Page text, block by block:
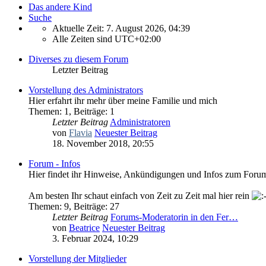
Das andere Kind
Suche
Aktuelle Zeit: 7. August 2026, 04:39
Alle Zeiten sind UTC+02:00
Diverses zu diesem Forum
Letzter Beitrag
Vorstellung des Administrators
Hier erfahrt ihr mehr über meine Familie und mich
Themen: 1 , Beiträge: 1
Letzter Beitrag Administratoren
von Flavia Neuester Beitrag
18. November 2018, 20:55
Forum - Infos
Hier findet ihr Hinweise, Ankündigungen und Infos zum
Am besten Ihr schaut einfach von Zeit zu Zeit mal hier rein
Themen: 9, Beiträge: 27
Letzter Beitrag Forums-Moderatorin in den Fer…
von Beatrice Neuester Beitrag
3. Februar 2024, 10:29
Vorstellung der Mitglieder